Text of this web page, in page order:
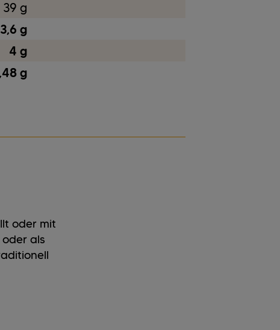
39 g
3,6 g
4 g
g
oder mit
als